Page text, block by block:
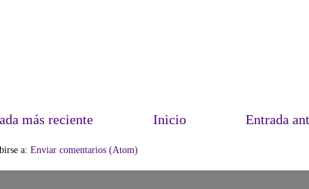
más reciente Entrada
Inicio
a: Enviar comentarios (Atom)